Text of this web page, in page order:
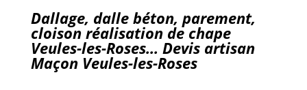
Dallage, dalle béton, parement,
cloison réalisation de chape
Veules-les-Roses… Devis artisan
Maçon Veules-les-Roses